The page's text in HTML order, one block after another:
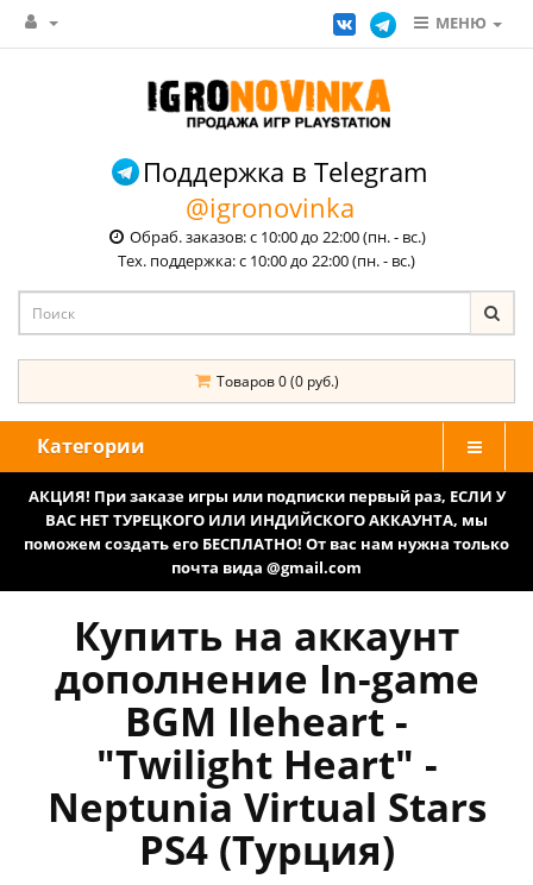
МЕНЮ
Поддержка в Telegram
@igronovinka
Обраб. заказов: с 10:00 до 22:00 (пн. - вс.)
Тех. поддержка: с 10:00 до 22:00 (пн. - вс.)
Товаров 0 (0 руб.)
Категории
АКЦИЯ! При заказе игры или подписки первый раз, ЕСЛИ У
ВАС НЕТ ТУРЕЦКОГО ИЛИ ИНДИЙСКОГО АККАУНТА, мы
поможем создать его БЕСПЛАТНО! От вас нам нужна только
почта вида @gmail.com
Купить на аккаунт
дополнение In-game
BGM Ileheart -
"Twilight Heart" -
Neptunia Virtual Stars
PS4 (Турция)